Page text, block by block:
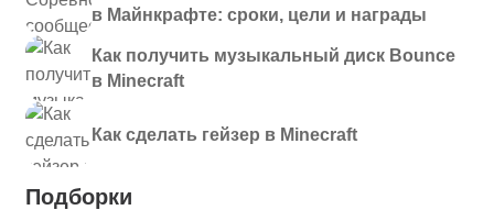
в Майнкрафте: сроки, цели и награды
Как получить музыкальный диск Bounce
в Minecraft
Как сделать гейзер в Minecraft
Подборки